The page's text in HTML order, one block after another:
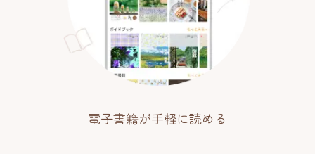
電子書籍が手軽に読める